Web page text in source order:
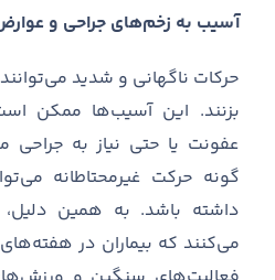
آسیب به زخم‌های جراحی و
حرکات ناگهانی و شدید می
بزنند. این آسیبها ممکن
عفونت یا حتی نیاز به جراحی
گونه حرکت غیرمحتاطانه می
داشته باشد. به همین
میکنند که بیماران در هفته